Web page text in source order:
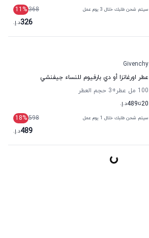
سيتم شحن طلبك خلال 3 يوم عمل 368
11 %
326د.إ.
Givenchy
عطر اورغانزا أو دي بارفيوم للنساء جيفنشي
100 مل عطر
+3
حجم العطر
20تا489د.إ.
سيتم شحن طلبك خلال 1 يوم عمل 598
18%
489د.إ.